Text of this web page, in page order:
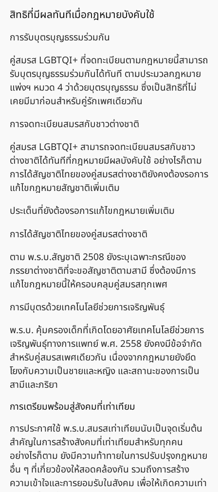
สิทธิที่มีผลทันทีเมื่อกฎหมายบังคับใช้
การรับบุตรบุญธรรมร่วมกัน
คู่สมรส LGBTQI+ ที่จดทะเบียนตามกฎหมายนี้สามารถ
รับบุตรบุญธรรมร่วมกันได้ทันที ตามประมวลกฎหมาย
แพ่งฯ หมวด 4 ว่าด้วยบุตรบุญธรรม ซึ่งเป็นสิทธิที่ไม่
เคยมีมาก่อนสำหรับคู่รักเพศเดียวกัน
การจดทะเบียนสมรสกับชาวต่างชาติ
คู่สมรส LGBTQI+ สามารถจดทะเบียนสมรสกับชาว
ต่างชาติได้ทันทีที่กฎหมายมีผลบังคับใช้ อย่างไรก็ตาม
การได้สัญชาติไทยของคู่สมรสต่างชาติยังคงต้องรอการ
แก้ไขกฎหมายสัญชาติเพิ่มเติม
ประเด็นที่ยังต้องรอการแก้ไขกฎหมายเพิ่มเติม
การได้สัญชาติไทยของคู่สมรสต่างชาติ
ตาม พ.ร.บ.สัญชาติ 2508 ยังระบุเฉพาะกรณีของ
ภรรยาต่างชาติที่จะขอสัญชาติตามสามี ซึ่งต้องมีการ
แก้ไขกฎหมายนี้ให้ครอบคลุมคู่สมรสทุกเพศ
การมีบุตรด้วยเทคโนโลยีช่วยการเจริญพันธุ์
พ.ร.บ. คุ้มครองเด็กที่เกิดโดยอาศัยเทคโนโลยีช่วยการ
เจริญพันธุ์ทางการแพทย์ พ.ศ. 2558 ยังคงมีข้อจำกัด
สำหรับคู่สมรสเพศเดียวกัน เนื่องจากกฎหมายยังยึด
โยงกับความเป็นชายและหญิง และสถานะของการเป็น
สามีและภริยา
การเตรียมพร้อมสู่สังคมที่เท่าเทียม
การประกาศใช้ พ.ร.บ.สมรสเท่าเทียมนับเป็นจุดเริ่มต้น
สำคัญในการสร้างสังคมที่เท่าเทียมสำหรับทุกคน
อย่างไรก็ตาม ยังมีความท้าทายในการปรับปรุงกฎหมาย
อื่น ๆ ที่เกี่ยวข้องให้สอดคล้องกัน รวมถึงการสร้าง
ความเข้าใจและการยอมรับในสังคม เพื่อให้เกิดความเท่า